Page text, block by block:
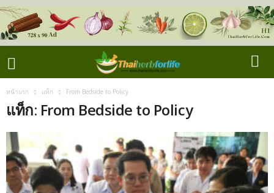
หน้าแรก แท็ก From Bedside to Policy
แท็ก: From Bedside to Policy